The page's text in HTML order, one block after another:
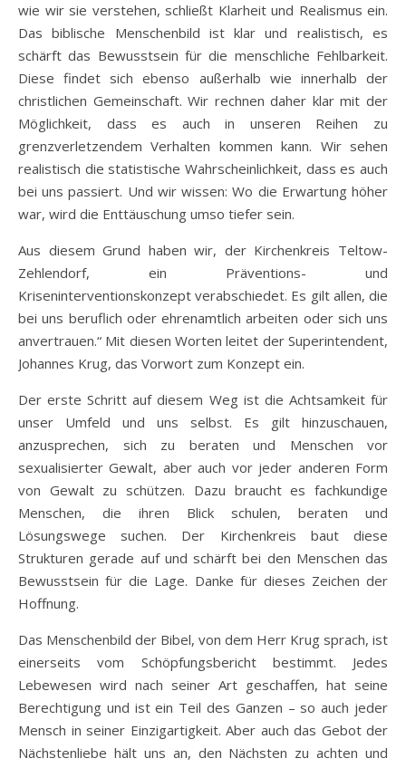
wie wir sie verstehen, schließt Klarheit und Realismus ein.
Das biblische Menschenbild ist klar und realistisch, es
schärft das Bewusstsein für die menschliche Fehlbarkeit.
Diese findet sich ebenso außerhalb wie innerhalb der
christlichen Gemeinschaft. Wir rechnen daher klar mit der
Möglichkeit, dass es auch in unseren Reihen zu
grenzverletzendem Verhalten kommen kann. Wir sehen
realistisch die statistische Wahrscheinlichkeit, dass es auch
bei uns passiert. Und wir wissen: Wo die Erwartung höher
war, wird die Enttäuschung umso tiefer sein.
Aus diesem Grund haben wir, der Kirchenkreis Teltow-
Zehlendorf, ein Präventions- und
Kriseninterventionskonzept verabschiedet. Es gilt allen, die
bei uns beruflich oder ehrenamtlich arbeiten oder sich uns
anvertrauen.“ Mit diesen Worten leitet der Superintendent,
Johannes Krug, das Vorwort zum Konzept ein.
Der erste Schritt auf diesem Weg ist die Achtsamkeit für
unser Umfeld und uns selbst. Es gilt hinzuschauen,
anzusprechen, sich zu beraten und Menschen vor
sexualisierter Gewalt, aber auch vor jeder anderen Form
von Gewalt zu schützen. Dazu braucht es fachkundige
Menschen, die ihren Blick schulen, beraten und
Lösungswege suchen. Der Kirchenkreis baut diese
Strukturen gerade auf und schärft bei den Menschen das
Bewusstsein für die Lage. Danke für dieses Zeichen der
Hoffnung.
Das Menschenbild der Bibel, von dem Herr Krug sprach, ist
einerseits vom Schöpfungsbericht bestimmt. Jedes
Lebewesen wird nach seiner Art geschaffen, hat seine
Berechtigung und ist ein Teil des Ganzen – so auch jeder
Mensch in seiner Einzigartigkeit. Aber auch das Gebot der
Nächstenliebe hält uns an, den Nächsten zu achten und